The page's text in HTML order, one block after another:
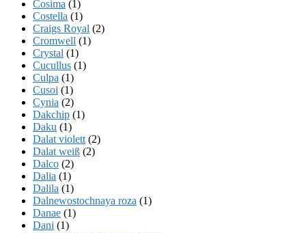
Cosima (1)
Costella (1)
Craigs Royal (2)
Cromwell (1)
Crystal (1)
Cucullus (1)
Culpa (1)
Cusoi (1)
Cynia (2)
Dakchip (1)
Daku (1)
Dalat violett (2)
Dalat weiß (2)
Dalco (2)
Dalia (1)
Dalila (1)
Dalnewostochnaya roza (1)
Danae (1)
Dani (1)